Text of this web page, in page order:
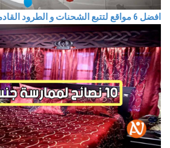
افضل 6 مواقع لتتبع الشحنات و الطرود القادمة من الصين